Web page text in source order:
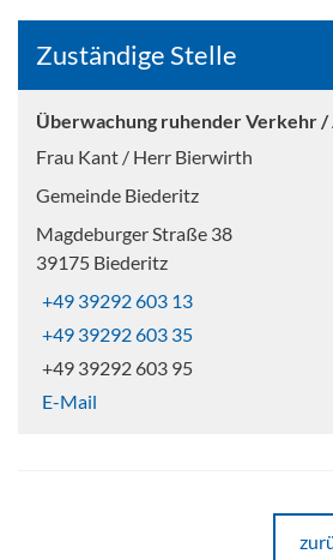
Zuständige Stelle
Überwachung ruhender Verkehr
Frau Kant / Herr Bierwirth
Gemeinde Biederitz
Magdeburger Straße 38
39175 Biederitz
+49 39292 603 13
+49 39292 603 35
+49 39292 603 95
E-Mail